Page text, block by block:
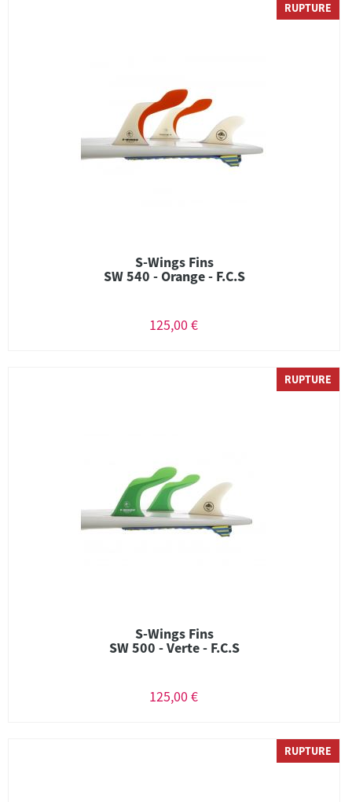
RUPTURE
S-Wings Fins
SW 540 - Orange - F.C.S
125,00 €
RUPTURE
S-Wings Fins
SW 500 - Verte - F.C.S
125,00 €
RUPTURE